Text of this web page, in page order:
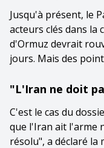
Jusqu'à présent, le
acteurs clés dans la
d'Ormuz devrait
jours. Mais des
"L'Iran ne doit
C'est le cas du
que l'Iran ait l'arme
résolu", a déclaré